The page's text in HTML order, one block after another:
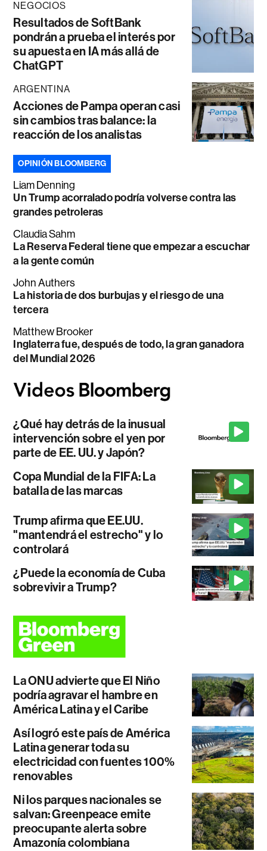
NEGOCIOS
Resultados de SoftBank
pondrán a prueba el interés por
su apuesta en IA más allá de
ChatGPT
ARGENTINA
Acciones de Pampa operan casi
sin cambios tras balance: la
reacción de los analistas
OPINIÓN BLOOMBERG
Liam Denning
Un Trump acorralado podría volverse contra las
grandes petroleras
Claudia Sahm
La Reserva Federal tiene que empezar a escuchar
a la gente común
John Authers
La historia de dos burbujas y el riesgo de una
tercera
Matthew Brooker
Inglaterra fue, después de todo, la gran ganadora
del Mundial 2026
¿Qué hay detrás de la inusual
intervención sobre el yen por
parte de EE. UU. y Japón?
Copa Mundial de la FIFA: La
batalla de las marcas
Trump afirma que EE.UU.
"mantendrá el estrecho" y lo
controlará
¿Puede la economía de Cuba
sobrevivir a Trump?
La ONU advierte que El Niño
podría agravar el hambre en
América Latina y el Caribe
Así logró este país de América
Latina generar toda su
electricidad con fuentes 100%
renovables
Ni los parques nacionales se
salvan: Greenpeace emite
preocupante alerta sobre
Amazonía colombiana